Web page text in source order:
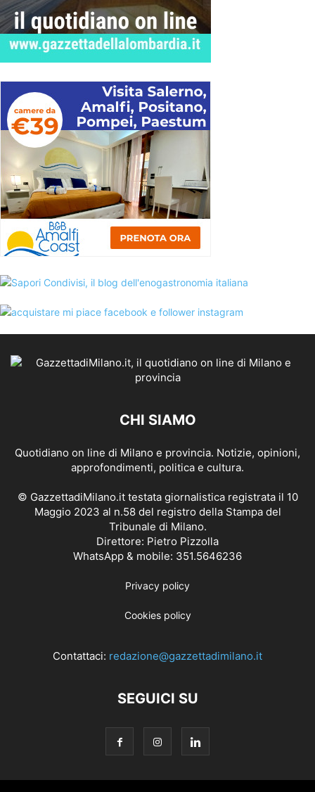
CHI SIAMO
Quotidiano on line di Milano e provincia. Notizie, opinioni,
approfondimenti, politica e cultura.
© GazzettadiMilano.it testata giornalistica registrata il 10
Maggio 2023 al n.58 del registro della Stampa del
Tribunale di Milano.
Direttore: Pietro Pizzolla
WhatsApp & mobile: 351.5646236
Privacy policy
Cookies policy
Contattaci: redazione@gazzettadimilano.it
SEGUICI SU